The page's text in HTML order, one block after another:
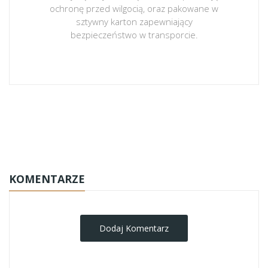
ochronę przed wilgocią, oraz pakowane w
sztywny karton zapewniający
bezpieczeństwo w transporcie.
KOMENTARZE
Dodaj Komentarz